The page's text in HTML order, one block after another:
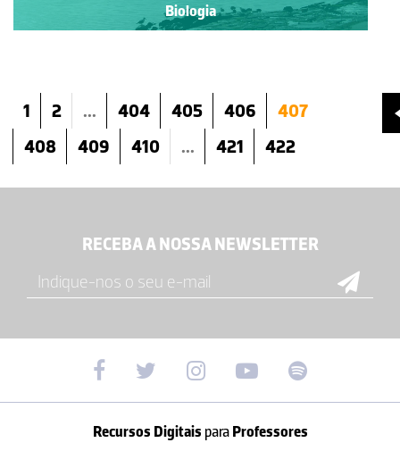
Biologia
1 2 ... 404 405 406
407
408
409 410 ... 421 422
RECEBA A NOSSA NEWSLETTER
Recursos Digitais paraProfessores